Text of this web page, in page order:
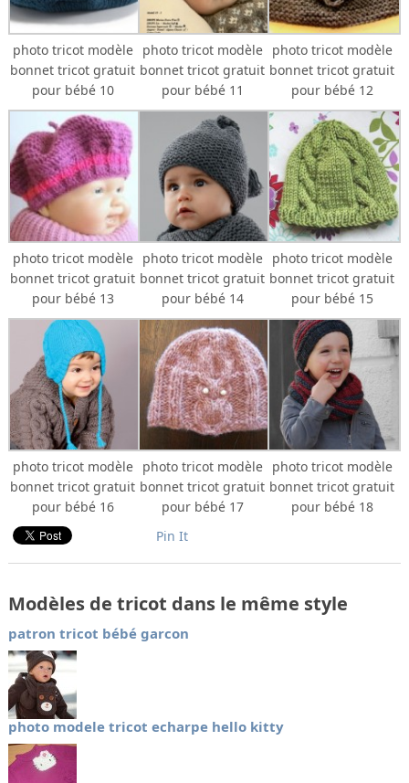
photo tricot modèle
bonnet tricot gratuit
pour bébé 10
photo tricot modèle
bonnet tricot gratuit
pour bébé 11
photo tricot modèle
bonnet tricot gratuit
pour bébé 12
photo tricot modèle
bonnet tricot gratuit
pour bébé 13
photo tricot modèle
bonnet tricot gratuit
pour bébé 14
photo tricot modèle
bonnet tricot gratuit
pour bébé 15
photo tricot modèle
bonnet tricot gratuit
pour bébé 16
photo tricot modèle
bonnet tricot gratuit
pour bébé 17
photo tricot modèle
bonnet tricot gratuit
pour bébé 18
Pin It
Modèles de tricot dans le même style
patron tricot bébé garcon
photo modele tricot echarpe hello kitty